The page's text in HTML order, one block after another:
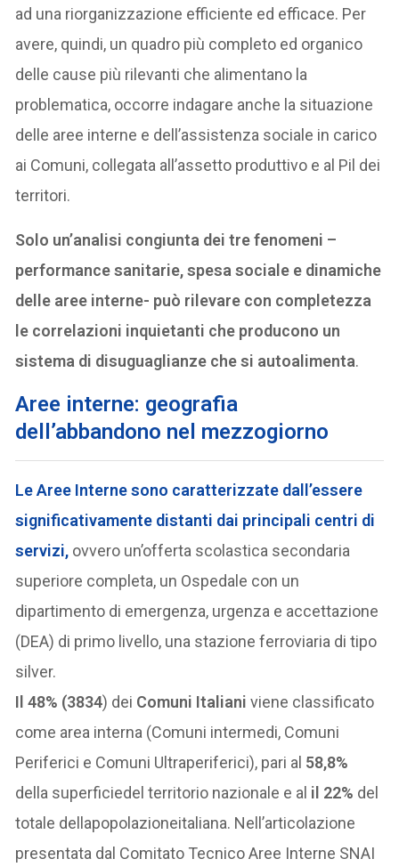
ad una riorganizzazione efficiente ed efficace. Per
avere, quindi, un quadro più completo ed organico
delle cause più rilevanti che alimentano la
problematica, occorre indagare anche la situazione
delle aree interne e dell’assistenza sociale in carico
ai Comuni, collegata all’assetto produttivo e al Pil dei
territori.
Solo un’analisi congiunta dei tre fenomeni –
performance sanitarie, spesa sociale e dinamiche
delle aree interne- può rilevare con completezza
le correlazioni inquietanti che producono un
sistema di disuguaglianze che si autoalimenta.
Aree interne: geografia
dell’abbandono nel mezzogiorno
LeAree Internesono caratterizzate dall’essere
significativamente distanti dai principali centri di
servizi, ovvero un’offerta scolastica secondaria
superiore completa, un Ospedale con un
dipartimento di emergenza, urgenza e accettazione
(DEA) di primo livello, una stazione ferroviaria di tipo
silver.
Il 48% (3834) dei Comuni Italiani viene classificato
come area interna (Comuni intermedi, Comuni
Periferici e Comuni Ultraperiferici), pari al 58,8%
della superficiedel territorio nazionale e al il 22% del
totale dellapopolazioneitaliana. Nell’articolazione
presentata dal Comitato Tecnico Aree Interne SNAI